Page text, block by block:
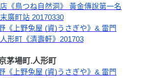
《鳥つね自然洞》 黃金傳說第一名
廣町站 20170330
《上野兔屋 (資)うさぎや》& 雷門
人形町《清壽軒》201703
茅場町.人形町
《上野兔屋 (資)うさぎや》& 雷門